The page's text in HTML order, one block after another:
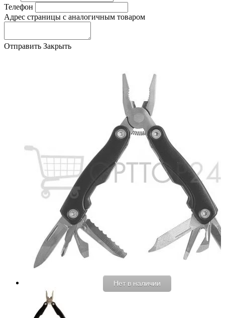
Телефон
Адрес страницы с аналогичным товаром
Отправить Закрыть
Нет в наличии